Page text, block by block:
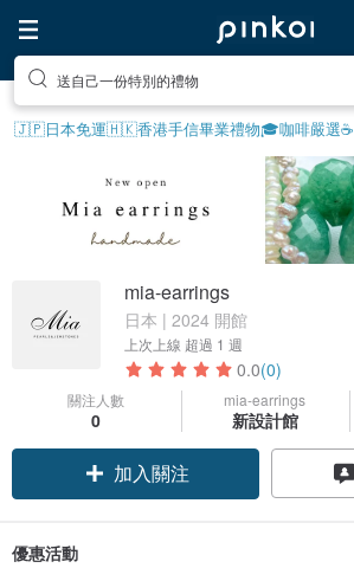
送自己一份特別的禮物
🇯🇵日本免運🇭🇰香港手信畢業禮物🎓咖啡嚴選☕️
mia-earrings
日本 | 2024 開館
上次上線 超過 1 週
0.0(0)
關注人數
0
mia-earrings
新設計館
加入關注
優惠活動